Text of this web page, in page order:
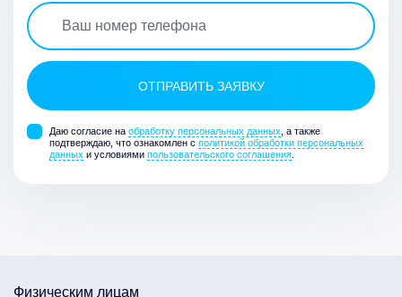
Даю согласие на обработку персональных данных , а также
подтверждаю, что ознакомлен с политикой обработки персональных
данных и условиями пользовательского соглашения
Физическим лицам